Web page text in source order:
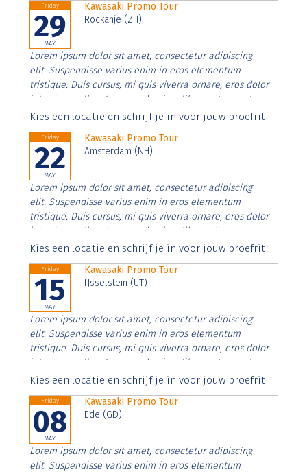
Friday
29
MAY
Kawasaki Promo Tour
Rockanje (ZH)
Lorem ipsum dolor sit amet, consectetur adipiscing
elit. Suspendisse varius enim in eros elementum
tristique. Duis cursus, mi quis viverra ornare, eros dolor
interdum nulla, ut commodo diam libero vitae erat.
Aenean faucibus nibh et justo cursus id rutrum lorem
Kies een locatie en schrijf je in voor jouw proefrit
Friday
22
MAY
Kawasaki Promo Tour
Amsterdam (NH)
Lorem ipsum dolor sit amet, consectetur adipiscing
elit. Suspendisse varius enim in eros elementum
tristique. Duis cursus, mi quis viverra ornare, eros dolor
interdum nulla, ut commodo diam libero vitae erat.
Aenean faucibus nibh et justo cursus id rutrum lorem
Kies een locatie en schrijf je in voor jouw proefrit
Friday
15
MAY
Kawasaki Promo Tour
IJsselstein (UT)
Lorem ipsum dolor sit amet, consectetur adipiscing
elit. Suspendisse varius enim in eros elementum
tristique. Duis cursus, mi quis viverra ornare, eros dolor
interdum nulla, ut commodo diam libero vitae erat.
Aenean faucibus nibh et justo cursus id rutrum lorem
Kies een locatie en schrijf je in voor jouw proefrit
Friday
08
MAY
Kawasaki Promo Tour
Ede (GD)
Lorem ipsum dolor sit amet, consectetur adipiscing
elit. Suspendisse varius enim in eros elementum